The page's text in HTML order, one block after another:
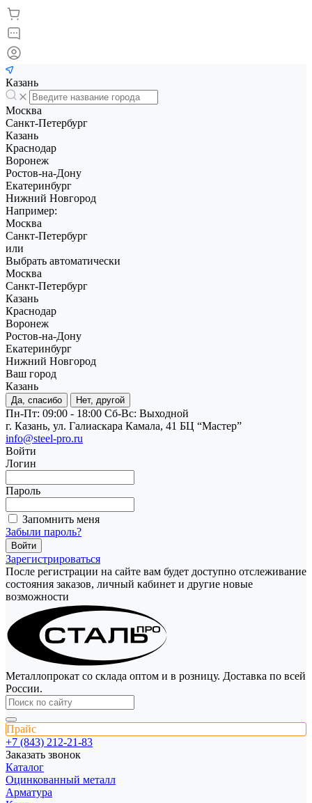
Казань
Москва
Санкт-Петербург
Казань
Краснодар
Воронеж
Ростов-на-Дону
Екатеринбург
Нижний Новгород
Например:
Москва
Санкт-Петербург
или
Выбрать автоматически
Москва
Санкт-Петербург
Казань
Краснодар
Воронеж
Ростов-на-Дону
Екатеринбург
Нижний Новгород
Ваш город
Казань
Да, спасибо Нет, другой
Пн-Пт: 09:00 - 18:00 Cб-Вс: Выходной
г. Казань, ул. Галиаскара Камала, 41 БЦ “Мастер”
info@steel-pro.ru
Войти
Логин
Пароль
Запомнить меня
Забыли пароль?
Зарегистрироваться
После регистрации на сайте вам будет доступно отслеживание
состояния заказов, личный кабинет и другие новые
возможности
Металлопрокат со склада оптом и в розницу. Доставка по всей
России.
Прайс
+7 (843) 212-21-83
Заказать звонок
Каталог
Оцинкованный металл
Арматура